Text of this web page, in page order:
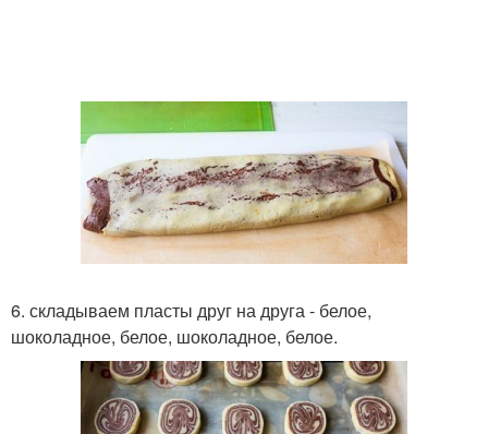
6. складываем пласты друг на друга - белое,
шоколадное, белое, шоколадное, белое.